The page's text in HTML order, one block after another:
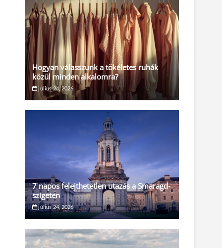
Hogyan válasszunk a tökéletes ruhák
közül minden alkalomra?
július 24, 2026
7 napos felejthetetlen utazás a Smaragd-
szigeten
július 24, 2026